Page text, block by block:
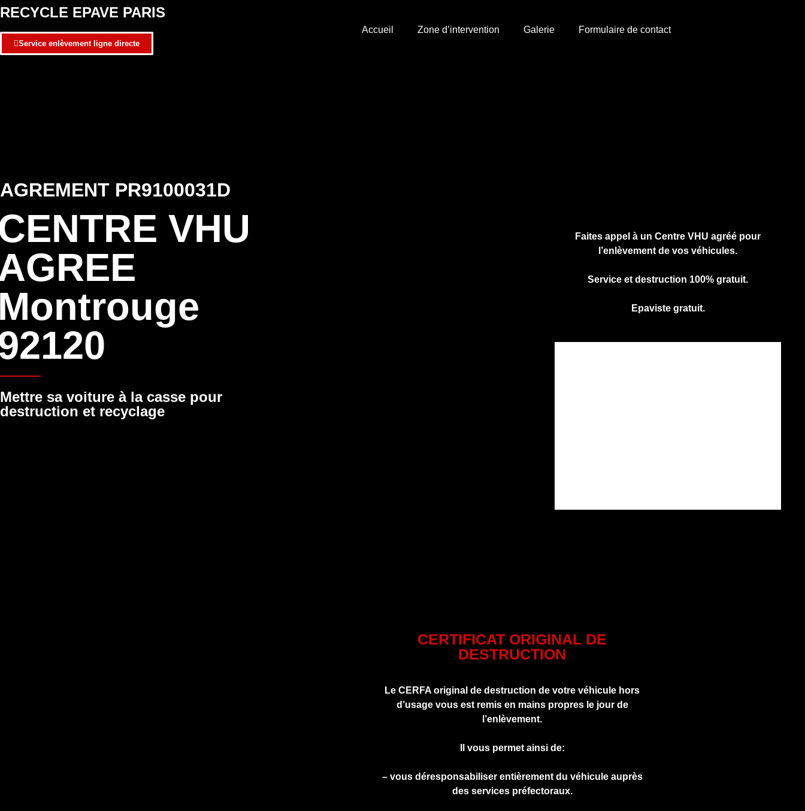
RECYCLE EPAVE PARIS
Service enlèvement ligne directe
Accueil Zone d’intervention Galerie Formulaire de contact
AGREMENT PR9100031D
VHU
Mettre sa voiture à la casse pour
destruction et recyclage
Faites appel à un Centre VHU agréé pour
l’enlèvement de vos véhicules.
Service et destruction 100% gratuit.
Epaviste gratuit.
CERTIFICAT ORIGINAL DE
DESTRUCTION
Le CERFA original de destruction de votre véhicule hors
d’usage vous est remis en mains propres le jour de
l’enlèvement.
Il vous permet ainsi de:
– vous déresponsabiliser entièrement du véhicule auprès
des services préfectoraux.